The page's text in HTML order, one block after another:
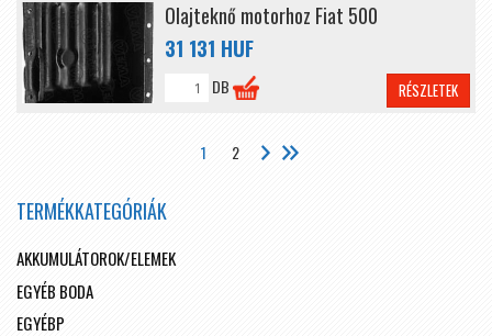
Olajteknő motorhoz Fiat 500
31 131 HUF
DB RÉSZLETEK
1 2
TERMÉKKATEGÓRIÁK
AKKUMULÁTOROK/ELEMEK
EGYÉB BODA
EGYÉBP